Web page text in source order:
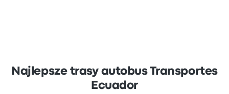
Najlepsze trasy autobus Transportes
Ecuador